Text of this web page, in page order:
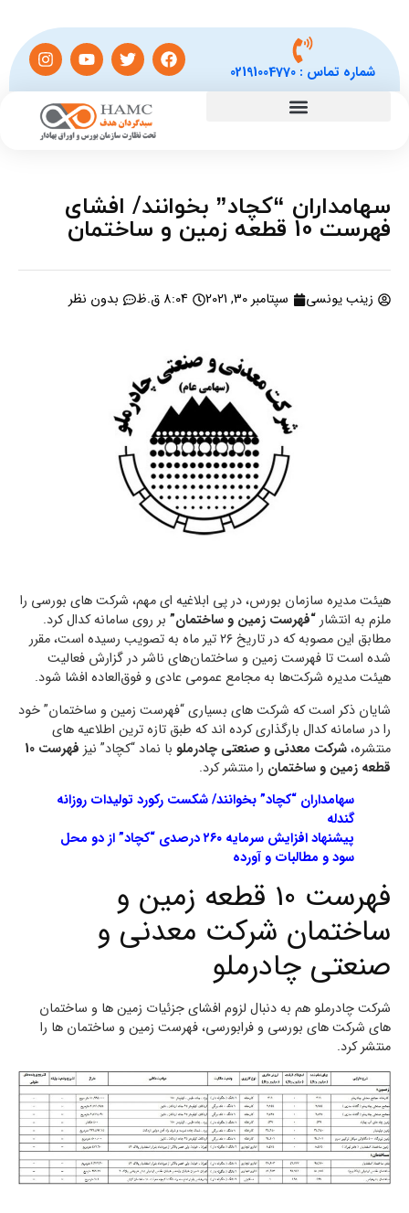
شماره تماس :02191004770
سهامداران “کچاد” بخوانند/ افشای
فهرست 10 قطعه زمین و ساختمان
زینب یونسی سپتامبر 30, 2021 8:04 ق.ظ بدون نظر
هیئت مدیره سازمان بورس، در پی ابلاغیه ای مهم، شرکت های بورسی را
ملزم به انتشار“فهرست زمین و ساختمان” بر روی سامانه کدال کرد.
مطابق این مصوبه که در تاریخ ۲۶ تیر ماه به تصویب رسیده است، مقرر
شده است تا فهرست زمین و ساختمان‌های ناشر در گزارش فعالیت
هیئت مدیره شرکت‌ها به مجامع عمومی عادی و فوق‌العاده افشا شود.
شایان ذکر است که شرکت های بسیاری “فهرست زمین و ساختمان” خود
را در سامانه کدال بارگذاری کرده اند که طبق تازه ترین اطلاعیه های
منتشره،شرکت معدنی و صنعتی چادرملو با نماد “کچاد” نیز
فهرست 10
قطعه زمین و ساختمان را منتشر کرد.
سهامداران “کچاد” بخوانند/ شکست رکورد تولیدات روزانه
گندله
پیشنهاد افزایش سرمایه ۲۶۰ درصدی “کچاد” از دو محل
سود و مطالبات و آورده
فهرست 10 قطعه زمین و
ساختمان شرکت معدنی و
صنعتی چادرملو
شرکت چادرملو هم به دنبال لزوم افشای جزئیات زمین ها و ساختمان
های شرکت های بورسی و فرابورسی، فهرست زمین و ساختمان ها را
منتشر کرد.